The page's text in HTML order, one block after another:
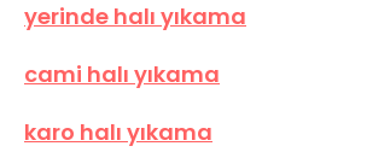
yerinde halı yıkama
cami halı yıkama
karo halı yıkama